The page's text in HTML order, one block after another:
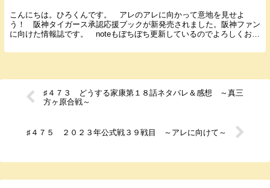
こんにちは。ひろくんです。 アレのアレに向かって意地を見せよ
う！ 阪神タイガース承認応援ブックが新発売されました。阪神ファン
に向けた情報誌です。 noteもぼちぼち更新しているのでよろしくお願
♯４７３ どうする家康第１８話ネタバレ＆感想 ～真三
方ヶ原合戦～
♯４７５ ２０２３年公式戦３９戦目 ～アレに向けて～